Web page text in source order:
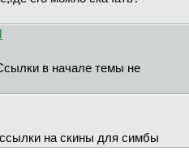
в начале темы не
на скины для симбы